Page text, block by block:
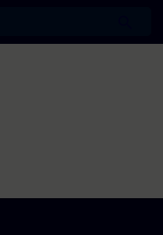
トレーニング -